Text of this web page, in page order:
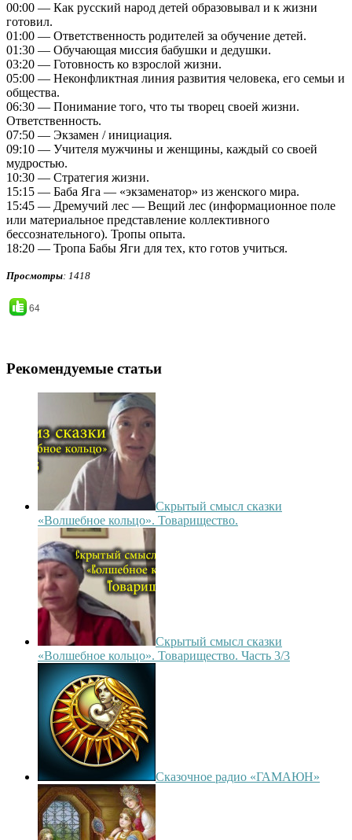
00:00 — Как русский народ детей образовывал и к жизни
готовил.
01:00 — Ответственность родителей за обучение детей.
01:30 — Обучающая миссия бабушки и дедушки.
03:20 — Готовность ко взрослой жизни.
05:00 — Неконфликтная линия развития человека, его семьи и
общества.
06:30 — Понимание того, что ты творец своей жизни.
Ответственность.
07:50 — Экзамен / инициация.
09:10 — Учителя мужчины и женщины, каждый со своей
мудростью.
10:30 — Стратегия жизни.
15:15 — Баба Яга — «экзаменатор» из женского мира.
15:45 — Дремучий лес — Вещий лес (информационное поле
или материальное представление коллективного
бессознательного). Тропы опыта.
18:20 — Тропа Бабы Яги для тех, кто готов учиться.
Просмотры: 1418
64
Рекомендуемые статьи
Скрытый смысл сказки
«Волшебное кольцо». Товарищество.
Скрытый смысл сказки
«Волшебное кольцо». Товарищество. Часть 3/3
Сказочное радио «ГАМАЮН»